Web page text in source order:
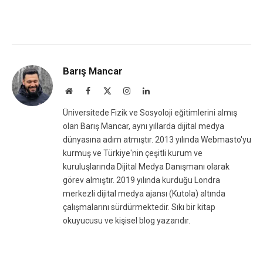
Barış Mancar
WebsiteFacebook InstagramLinkedIn
Üniversitede Fizik ve Sosyoloji eğitimlerini almış
olan Barış Mancar, aynı yıllarda dijital medya
dünyasına adım atmıştır. 2013 yılında Webmasto'yu
kurmuş ve Türkiye'nin çeşitli kurum ve
kuruluşlarında Dijital Medya Danışmanı olarak
görev almıştır. 2019 yılında kurduğu Londra
merkezli dijital medya ajansı (Kutola) altında
çalışmalarını sürdürmektedir. Sıkı bir kitap
okuyucusu ve kişisel blog yazarıdır.